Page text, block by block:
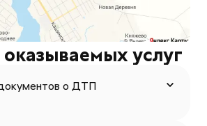
услуг
о ДТП